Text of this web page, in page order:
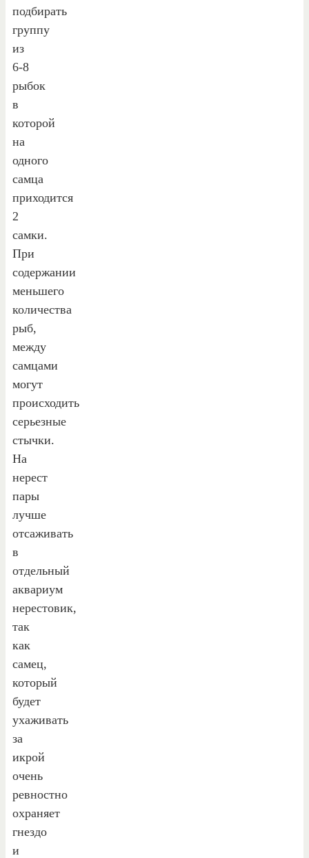
подбирать
группу
из
6-8
рыбок
в
которой
на
одного
самца
приходится
2
самки.
При
содержании
меньшего
количества
рыб,
между
самцами
могут
происходить
серьезные
стычки.
На
нерест
пары
лучше
отсаживать
в
отдельный
аквариум
нерестовик,
так
как
самец,
который
будет
ухаживать
за
икрой
очень
ревностно
охраняет
гнездо
и